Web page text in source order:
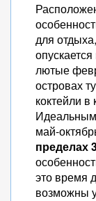
для
лютые
островах
коктейли в
Идеальным
май-
пределах
это время
возможны